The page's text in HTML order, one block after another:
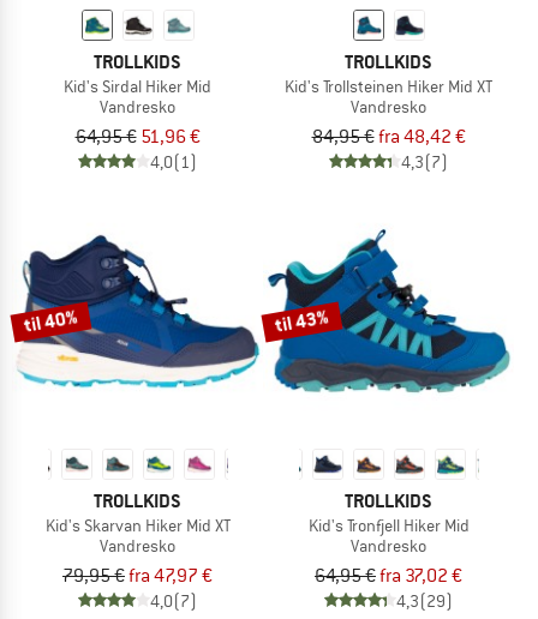
TROLLKIDS
Kid's Sirdal Hiker Mid
Vandresko
64,95 € 51,96 €
4,0(1)
TROLLKIDS
Kid's Trollsteinen Hiker Mid XT
Vandresko
84,95 €fra 48,42 €
4,3(7)
til 40%
TROLLKIDS
Kid's Skarvan Hiker Mid XT
Vandresko
79,95 €fra 47,97 €
4,0(7)
til 43%
TROLLKIDS
Kid's Tronfjell Hiker Mid
Vandresko
64,95 €fra 37,02 €
4,3(29)